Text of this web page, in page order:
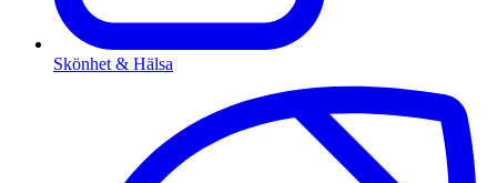
Skönhet & Hälsa